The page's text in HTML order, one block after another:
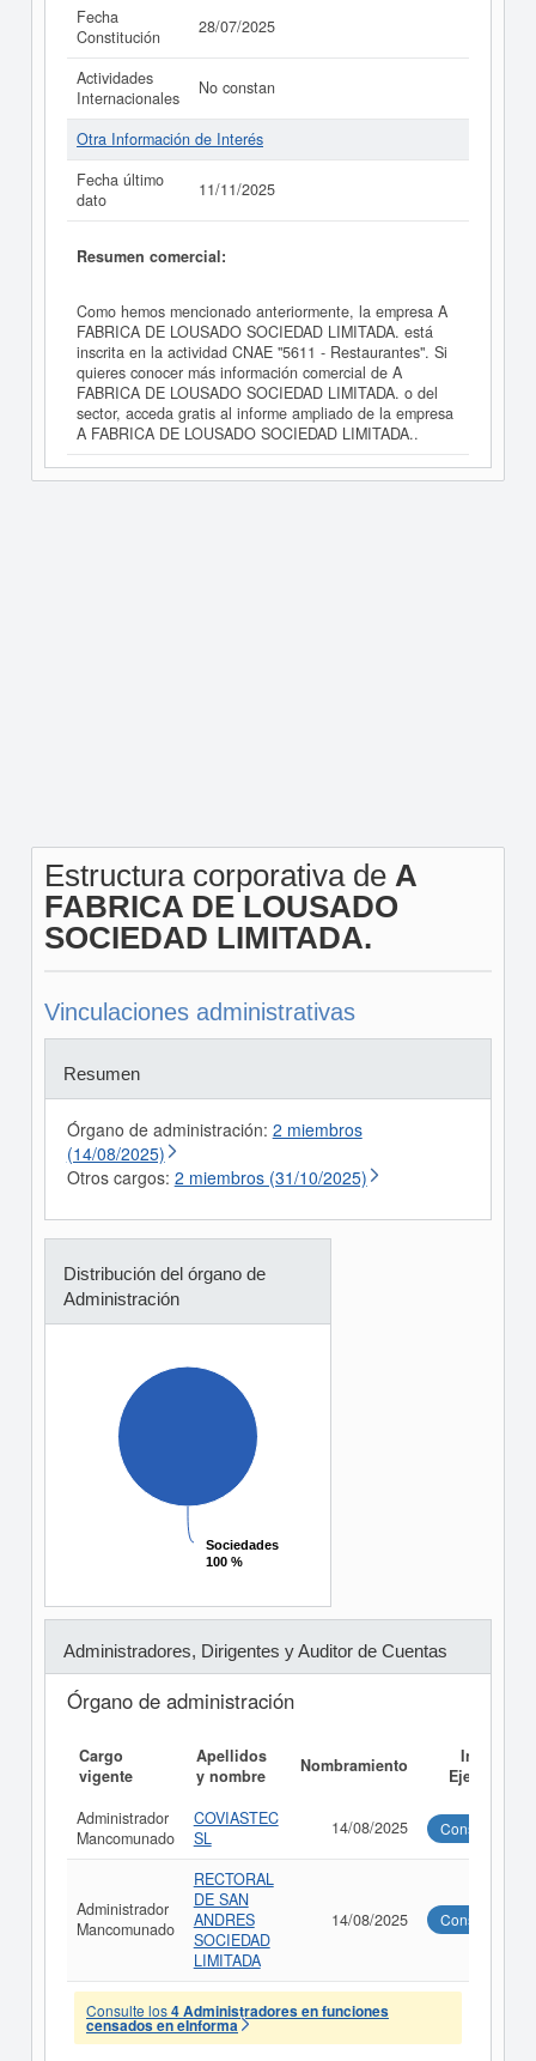
Fecha
Constitución
28/07/2025
Actividades
Internacionales
No constan
Otra Información de Interés
Fecha último
dato
11/11/2025
Resumen comercial:
Como hemos mencionado anteriormente, la empresa A
FABRICA DE LOUSADO SOCIEDAD LIMITADA. está
inscrita en la actividad CNAE "5611 - Restaurantes". Si
quieres conocer más información comercial de A
FABRICA DE LOUSADO SOCIEDAD LIMITADA. o del
sector, acceda gratis al informe ampliado de la empresa
A FABRICA DE LOUSADO SOCIEDAD LIMITADA..
Estructura corporativa de A
FABRICA DE LOUSADO
SOCIEDAD LIMITADA.
Vinculaciones administrativas
Resumen
Órgano de administración: 2 miembros
(14/08/2025)
Otros cargos: 2 miembros (31/10/2025)
Distribución del órgano de
Administración
Sociedades
100 %
Sociedades
100 %
Administradores, Dirigentes y Auditor de Cuentas
Órgano de administración
Cargo
vigente
Apellidos
y nombre
Nombramiento
Informe
Ejecutivo
Administrador
Mancomunado
COVIASTEC
SL
14/08/2025 Consultar
Administrador
Mancomunado
RECTORAL
DE SAN
ANDRES
SOCIEDAD
LIMITADA
14/08/2025 Consultar
Consulte los4 Administradores en funciones
censados en eInforma